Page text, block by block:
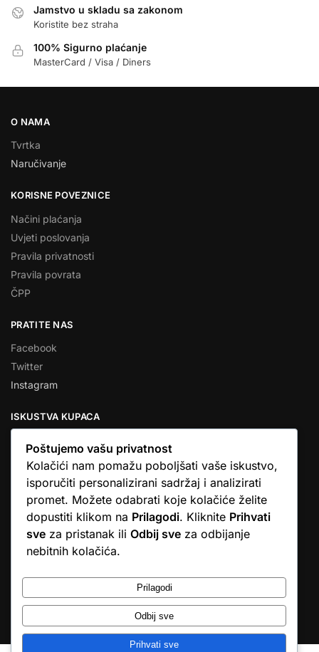
Jamstvo u skladu sa zakonom
Koristite bez straha
100% Sigurno plaćanje
MasterCard / Visa / Diners
O NAMA
Tvrtka
Naručivanje
KORISNE POVEZNICE
Načini plaćanja
Uvjeti poslovanja
Pravila privatnosti
Pravila povrata
ČPP
PRATITE NAS
Facebook
Twitter
Instagram
ISKUSTVA KUPACA
★★★★★
… Ono što me se dojmilo je ljudski pristup i njihova briga da
dobijem što sam naručio. U većini web shopova nitko vas ne
zove, samo otkažu narudžbu. …
Stjepan D.M.
© Argus elektronika d.o.o.
Poštujemo vašu privatnost
Kolačići nam pomažu poboljšati vaše iskustvo,
isporučiti personalizirani sadržaj i analizirati
promet. Možete odabrati koje kolačiće želite
dopustiti klikom na Prilagodi. Kliknite Prihvati
sve za pristanak ili Odbij sve za odbijanje
nebitnih kolačića.
Prilagodi
Odbij sve
Prihvati sve